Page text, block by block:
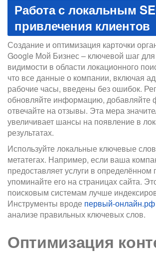
Работа с локальным
привлечения клиентов
Создание и оптимизация карточки
Google Мой Бизнес – ключевой шаг
видимости в области локационного
что все данные о компании, включая
рабочие часы, введены без ошибок.
обновляйте информацию, добавляйте
отвечайте на отзывы. Эта мера
увеличивает шансы на появление в
результатах.
Используйте локальные ключевые
метатегах. Например, если ваша
предоставляет услуги в определённом
упоминайте его на страницах сайта.
поисковым системам лучше
Инструменты вроде первый-онлайн.рф
анализе правильных ключевых слов.
Оптимизация